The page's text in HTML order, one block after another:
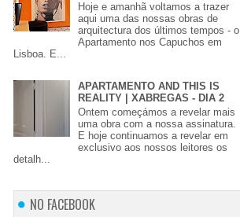
Hoje e amanhã voltamos a trazer
aqui uma das nossas obras de
arquitectura dos últimos tempos - o
Apartamento nos Capuchos em
Lisboa. E...
APARTAMENTO AND THIS IS
REALITY | XABREGAS - DIA 2
Ontem começámos a revelar mais
uma obra com a nossa assinatura.
E hoje continuamos a revelar em
exclusivo aos nossos leitores os
detalh...
NO FACEBOOK